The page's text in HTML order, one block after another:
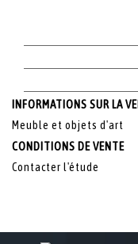
INFORMATIONS SUR LA
Meuble et objets d'art
CONDITIONS DE VENTE
Contacter l'étude